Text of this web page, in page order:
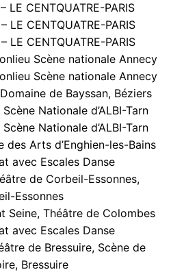
– LE CENTQUATRE-PARIS
LE CENTQUATRE-PARIS
LE CENTQUATRE-PARIS
Scène nationale Annecy
Scène nationale Annecy
de Bayssan, Béziers
Scène Nationale d’ALBI-Tarn
Nationale d’ALBI-Tarn
des Arts d’Enghien-les-Bains
avec Escales Danse
de Corbeil-Essonnes,
Essonnes
Seine, Théâtre de Colombes
avec Escales Danse
de Bressuire, Scène de
Bressuire